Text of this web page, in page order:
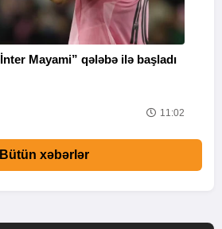
Mayami” qələbə ilə başladı
11:02
Bütün xəbərlər